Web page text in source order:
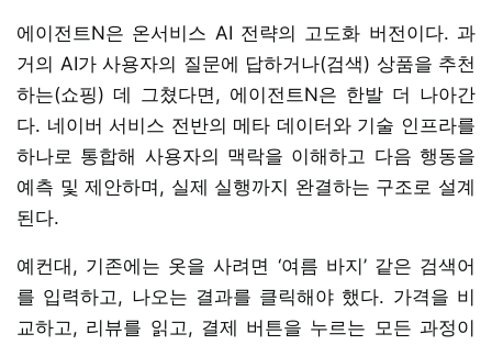
에이전트N은 온서비스 AI 전략의 고도화 버전이다. 과
거의 AI가 사용자의 질문에 답하거나(검색) 상품을 추천
하는(쇼핑) 데 그쳤다면, 에이전트N은 한발 더 나아간
다. 네이버 서비스 전반의 메타 데이터와 기술 인프라를
하나로 통합해 사용자의 맥락을 이해하고 다음 행동을
예측 및 제안하며, 실제 실행까지 완결하는 구조로 설계
된다.
예컨대, 기존에는 옷을 사려면 ‘여름 바지’ 같은 검색어
를 입력하고, 나오는 결과를 클릭해야 했다. 가격을 비
교하고, 리뷰를 읽고, 결제 버튼을 누르는 모든 과정이